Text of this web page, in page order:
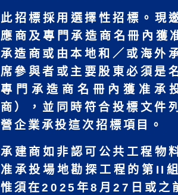
此招標採用選擇性招標。現
應商及專門承造商名冊內獲
承造商或由本地和／或海外
席參與者或主要股東必須是
專門承造商名冊內獲准承
商），並同時符合投標文件
營企業承投這次招標項目。
承建商如非認可公共工程物
准承投場地勘探工程的第II
惟須在2025年8月27日或之